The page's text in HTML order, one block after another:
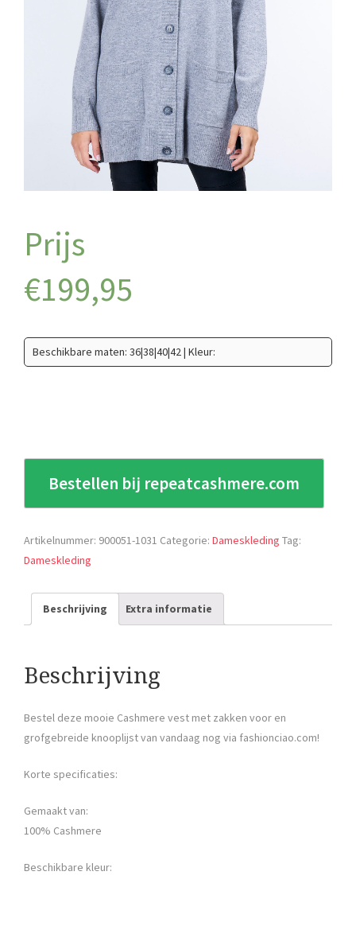
€199,95
Beschikbare maten: 36|38|40|42 | Kleur:
Bestellen bij repeatcashmere.com
Artikelnummer: 900051-1031 Categorie: Dameskleding Tag:
Dameskleding
Beschrijving Extra informatie
Beschrijving
Bestel deze mooie Cashmere vest met zakken voor en
grofgebreide knooplijst van vandaag nog via fashionciao.com!
Korte specificaties:
Gemaakt van:
100% Cashmere
Beschikbare kleur: